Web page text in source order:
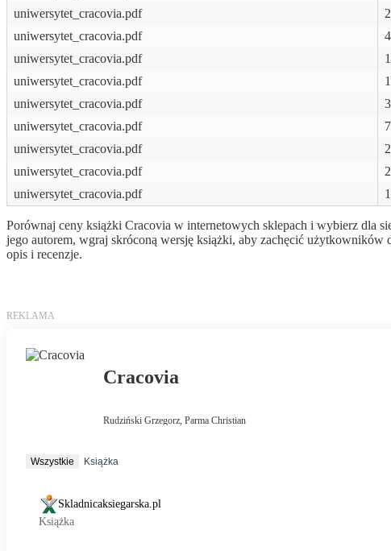
uniwersytet_cracovia.pdf
uniwersytet_cracovia.pdf
uniwersytet_cracovia.pdf
uniwersytet_cracovia.pdf
uniwersytet_cracovia.pdf
uniwersytet_cracovia.pdf
uniwersytet_cracovia.pdf
uniwersytet_cracovia.pdf
uniwersytet_cracovia.pdf
Porównaj ceny książki Cracovia w internetowych sklepach i wybierz dla
jego autorem, wgraj skróconą wersję książki, aby zachęcić użytkowników
opis i recenzje.